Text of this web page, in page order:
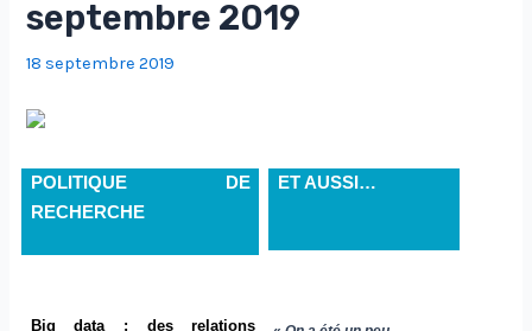
septembre 2019
18 septembre 2019
POLITIQUE DE
RECHERCHE
ET AUSSI…
Big data : des relations